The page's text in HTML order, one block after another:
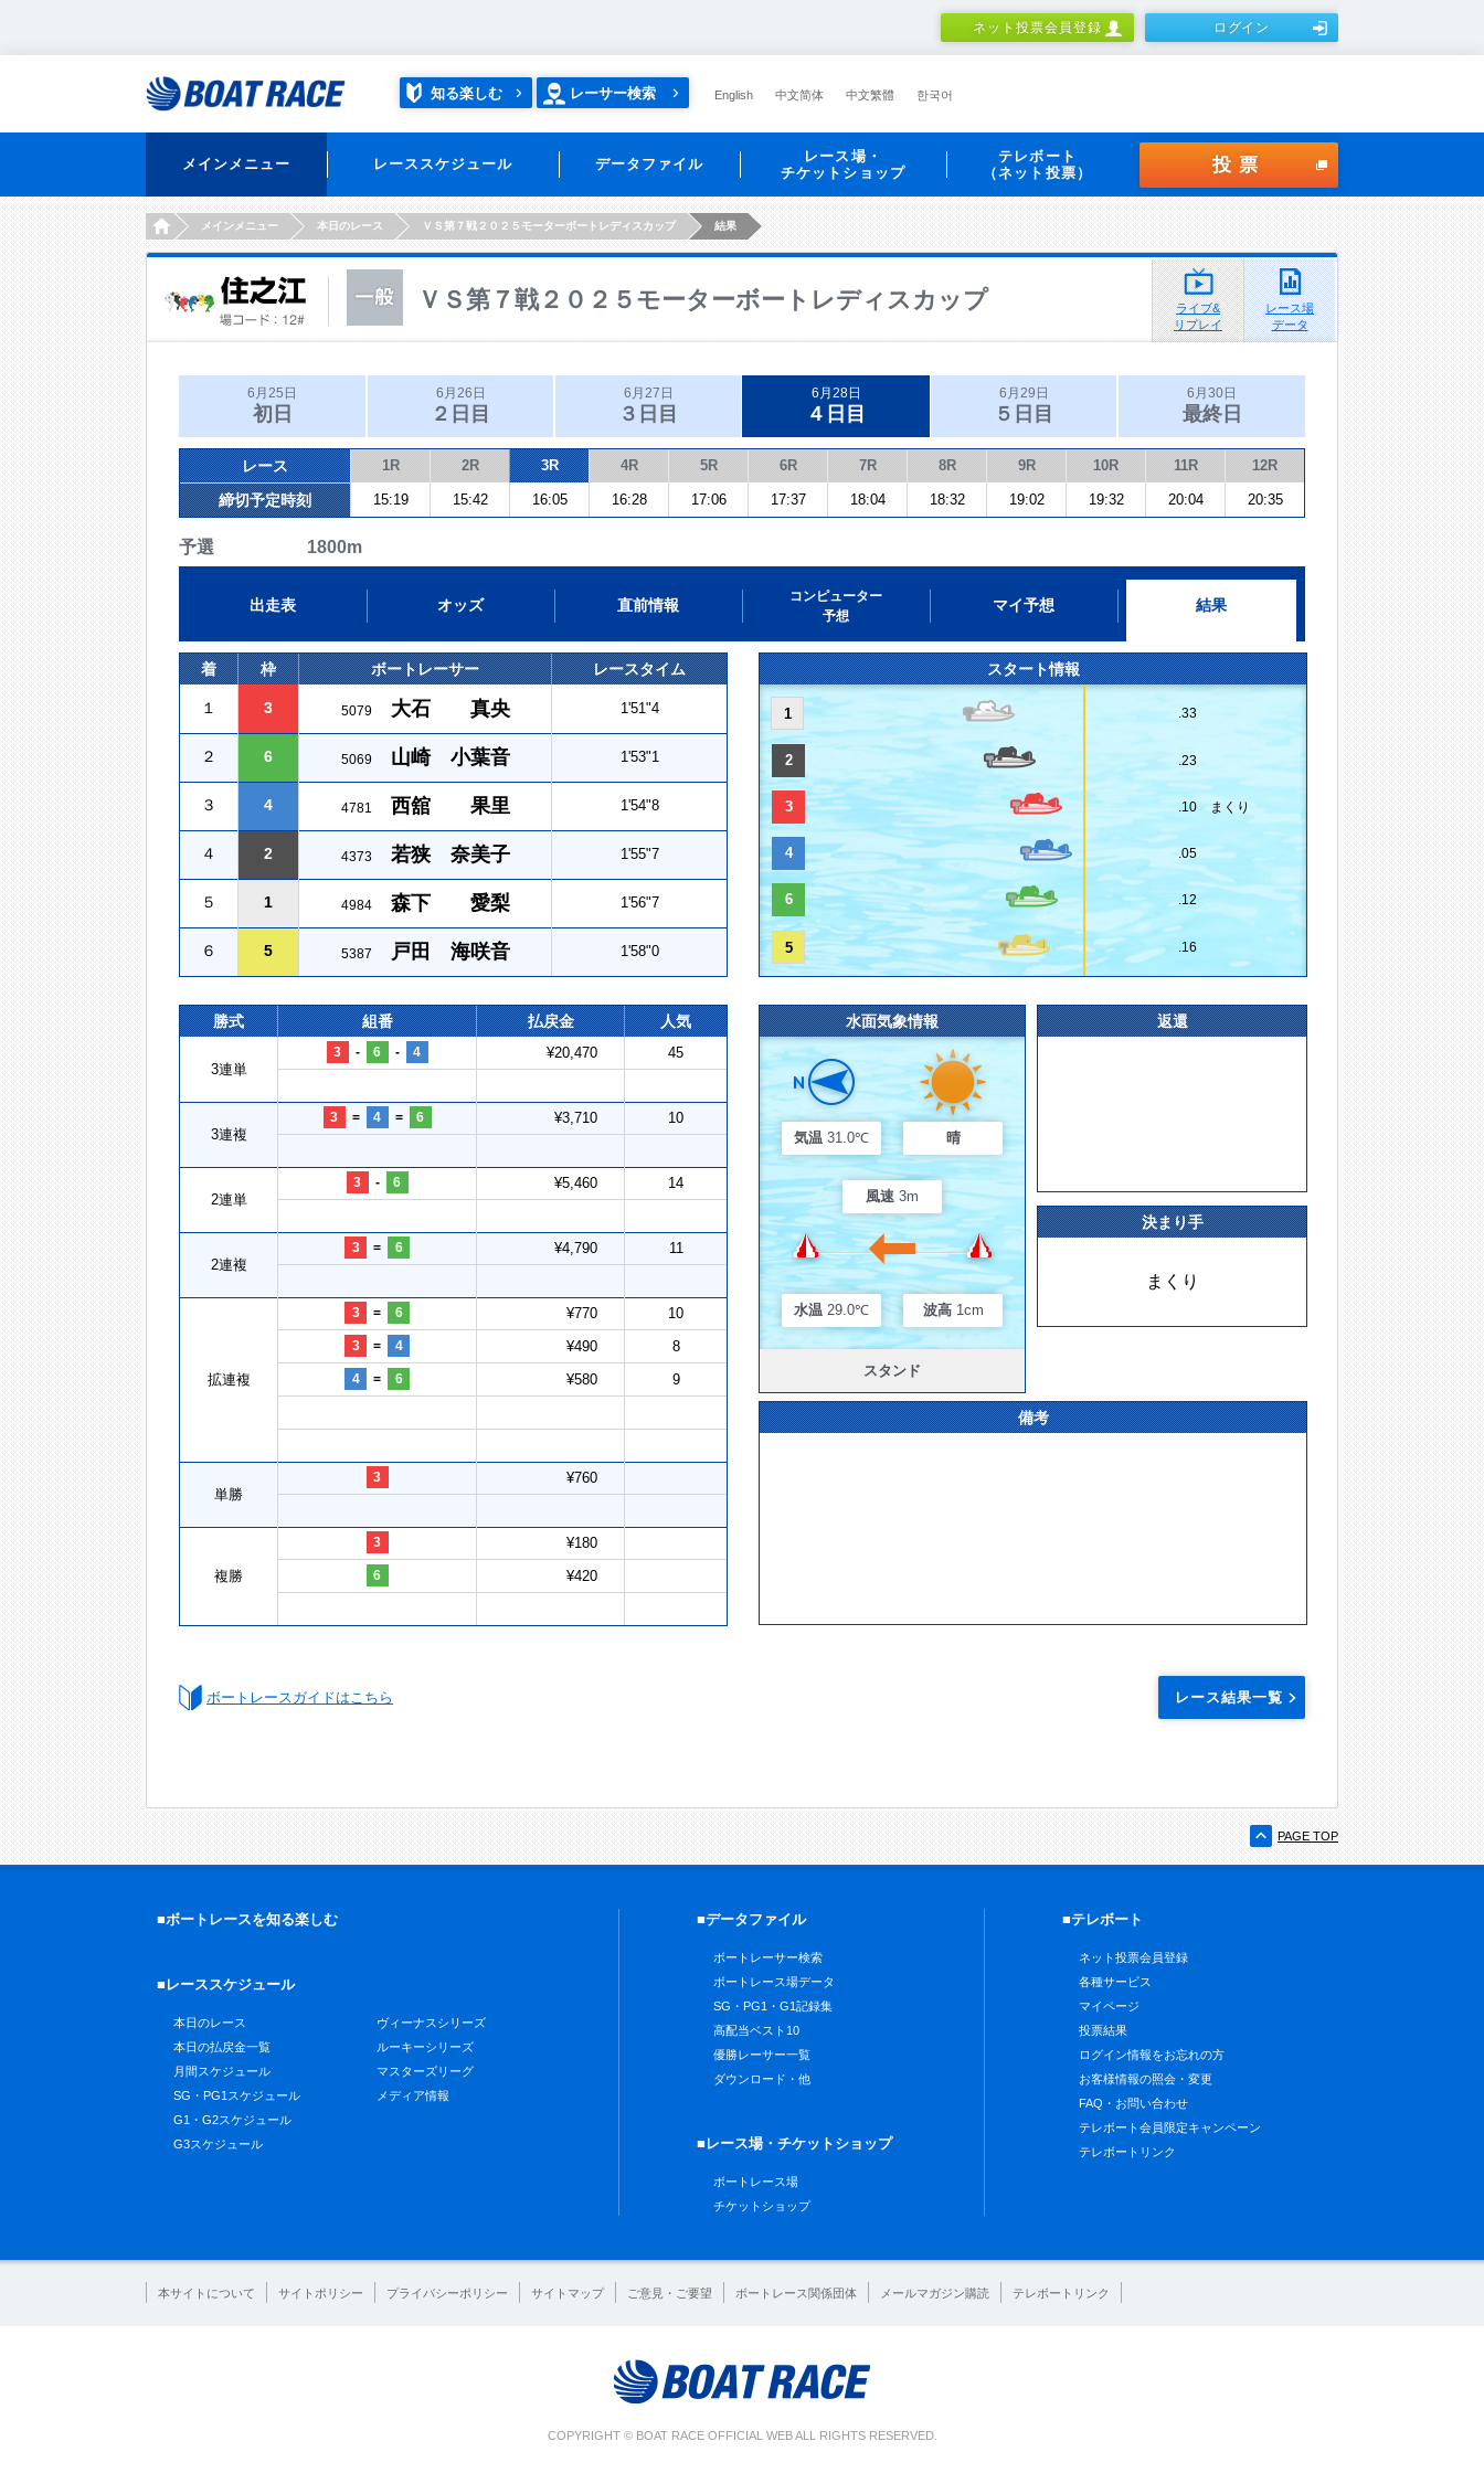
ネット投票会員登録 ログイン
知る楽しむ レーサー検索 English 中文简体 中文繁體 한국어
メインメニュー レーススケジュール データファイル
レース場・
チケットショップ
テレボート
（ネット投票）
投票
HOMEメインメニュー 本日のレース ＶＳ第７戦２０２５モーターボートレディスカップ 結果
ＶＳ第７戦２０２５モーターボートレディスカップ
ライブ&
リプレイ
レース場
データ
6月25日
初日
6月26日
２日目
6月27日
３日目
6月28日
４日目
6月29日
５日目
6月30日
最終日
レース 1R 2R 3R 4R 5R 6R 7R 8R 9R 10R 11R 12R
締切予定時刻 15:19 15:42 16:05 16:28 17:06 17:37 18:04 18:32 19:02 19:32 20:04 20:35
予選 1800m
出走表 オッズ 直前情報
コンピューター
予想
マイ予想 結果
着 枠 ボートレーサー レースタイム
１ 3 5079 大石 真央 1'51"4
２ 6 5069 山崎 小葉音 1'53"1
３ 4 4781 西舘 果里 1'54"8
４ 2 4373 若狭 奈美子 1'55"7
５ 1 4984 森下 愛梨 1'56"7
６ 5 5387 戸田 海咲音 1'58"0
スタート情報
1 .33
2 .23
3 .10 まくり
4 .05
6 .12
5 .16
勝式 組番 払戻金 人気
3連単
3 - 6 - 4 ¥20,470 45
3連複
3 = 4 = 6 ¥3,710 10
2連単
3 - 6 ¥5,460 14
2連複
3 = 6 ¥4,790 11
拡連複
3 = 6 ¥770 10
3 = 4 ¥490 8
4 = 6 ¥580 9
単勝
3 ¥760
複勝
3 ¥180
6 ¥420
水面気象情報
気温 31.0℃ 晴
風速 3m
水温 29.0℃ 波高 1cm
スタンド
返還
決まり手
まくり
備考
ボートレースガイドはこちら レース結果一覧
PAGE TOP
■ボートレースを知る楽しむ
■レーススケジュール
本日のレース
本日の払戻金一覧
月間スケジュール
SG・PG1スケジュール
G1・G2スケジュール
G3スケジュール
ヴィーナスシリーズ
ルーキーシリーズ
マスターズリーグ
メディア情報
■データファイル
ボートレーサー検索
ボートレース場データ
SG・PG1・G1記録集
高配当ベスト10
優勝レーサー一覧
ダウンロード・他
■レース場・チケットショップ
ボートレース場
チケットショップ
■テレボート
ネット投票会員登録
各種サービス
マイページ
投票結果
ログイン情報をお忘れの方
お客様情報の照会・変更
FAQ・お問い合わせ
テレボート会員限定キャンペーン
テレボートリンク
本サイトについて サイトポリシー プライバシーポリシー サイトマップ ご意見・ご要望 ボートレース関係団体 メールマガジン購読 テレボートリンク
COPYRIGHT © BOAT RACE OFFICIAL WEB ALL RIGHTS RESERVED.